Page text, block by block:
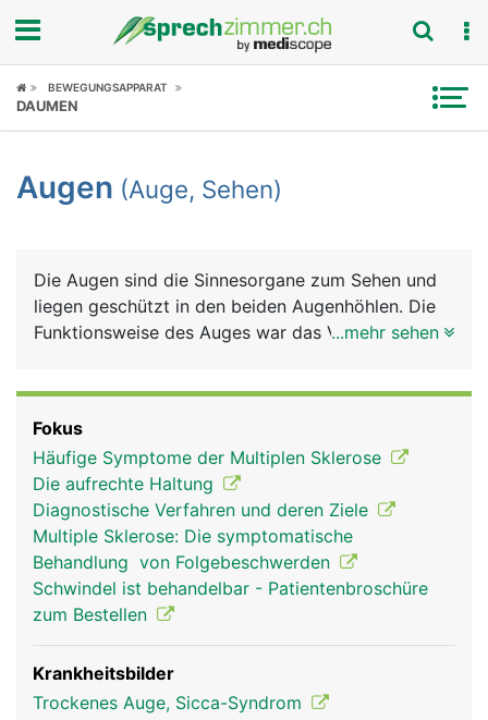
Fokus
Symptome
News
Rubriken
BEWEGUNGSAPPARAT
DAUMEN
Augen (Auge, Sehen)
Die Augen sind die Sinnesorgane zum Sehen und
liegen geschützt in den beiden Augenhöhlen. Die
Funktionsweise des Auges war das Vorbild für die
(Akkommodation). Die Regenbogenhaut (Iris), die
Blende beim Fotoapparat, kann sich weiter öffnen
oder schliessen (Pupille) und so die Intensität des
einfallenden Lichts regulieren. Die Sehrezeptoren
auf der Netzhaut (Retina) an der Rückfläche des
Auges wandeln das Licht in elektrische
Nervensignale um, die über den Sehnerven zum
Sehzentrum im Hirn geleitet werden und dort das
Bild erzeugen, das wir sehen. Dadurch dass der
Mensch zwei Augen besitzt, die von mehreren
Augenmuskeln genau koordiniert werden, ist ein
...mehr sehen
Fokus
Häufige Symptome der Multiplen Sklerose
Die aufrechte Haltung
Diagnostische Verfahren und deren Ziele
Multiple Sklerose: Die symptomatische
Behandlung von Folgebeschwerden
Schwindel ist behandelbar - Patientenbroschüre
zum Bestellen
Krankheitsbilder
Trockenes Auge, Sicca-Syndrom